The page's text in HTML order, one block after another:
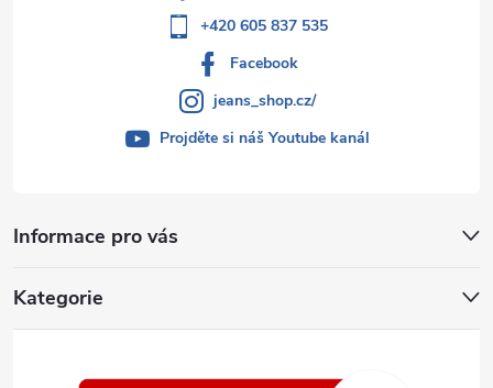
Informace pro vás
Kategorie
+420 605 837 535
Facebook
jeans_shop.cz/
Projděte si náš Youtube kanál